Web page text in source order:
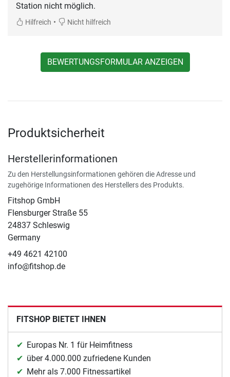
Station nicht möglich.
Hilfreich • Nicht hilfreich
BEWERTUNGSFORMULAR ANZEIGEN
Produktsicherheit
Herstellerinformationen
Zu den Herstellungsinformationen gehören die Adresse und
zugehörige Informationen des Herstellers des Produkts.
Fitshop GmbH
Flensburger Straße 55
24837 Schleswig
Germany
+49 4621 42100
info@fitshop.de
FITSHOP BIETET IHNEN
Europas Nr. 1 für Heimfitness
über 4.000.000 zufriedene Kunden
Mehr als 7.000 Fitnessartikel